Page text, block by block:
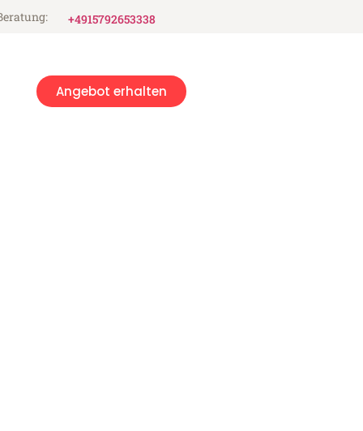
+4915792653338
Angebot erhalten